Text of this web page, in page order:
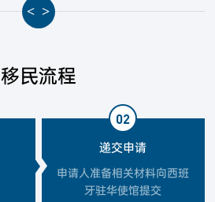
< >
移民流程
02
递交申请
申请人准备相关材料向西班
牙驻华使馆提交